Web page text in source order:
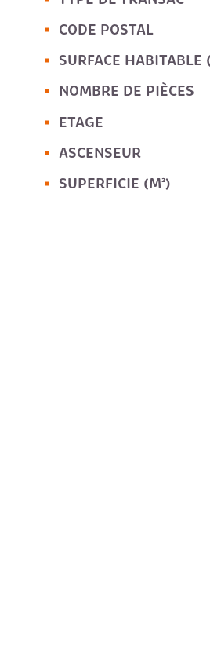
CODE POSTAL
SURFACE HABITABLE
NOMBRE DE PIÈCES
ETAGE
ASCENSEUR
SUPERFICIE (M²)